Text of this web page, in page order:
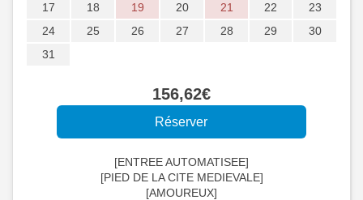
17
18 19 20 21 22
23
24
25 26 27 28 29
30
31
156,62€
[ENTREE AUTOMATISEE]
[PIED DE LA CITE MEDIEVALE]
[AMOUREUX]